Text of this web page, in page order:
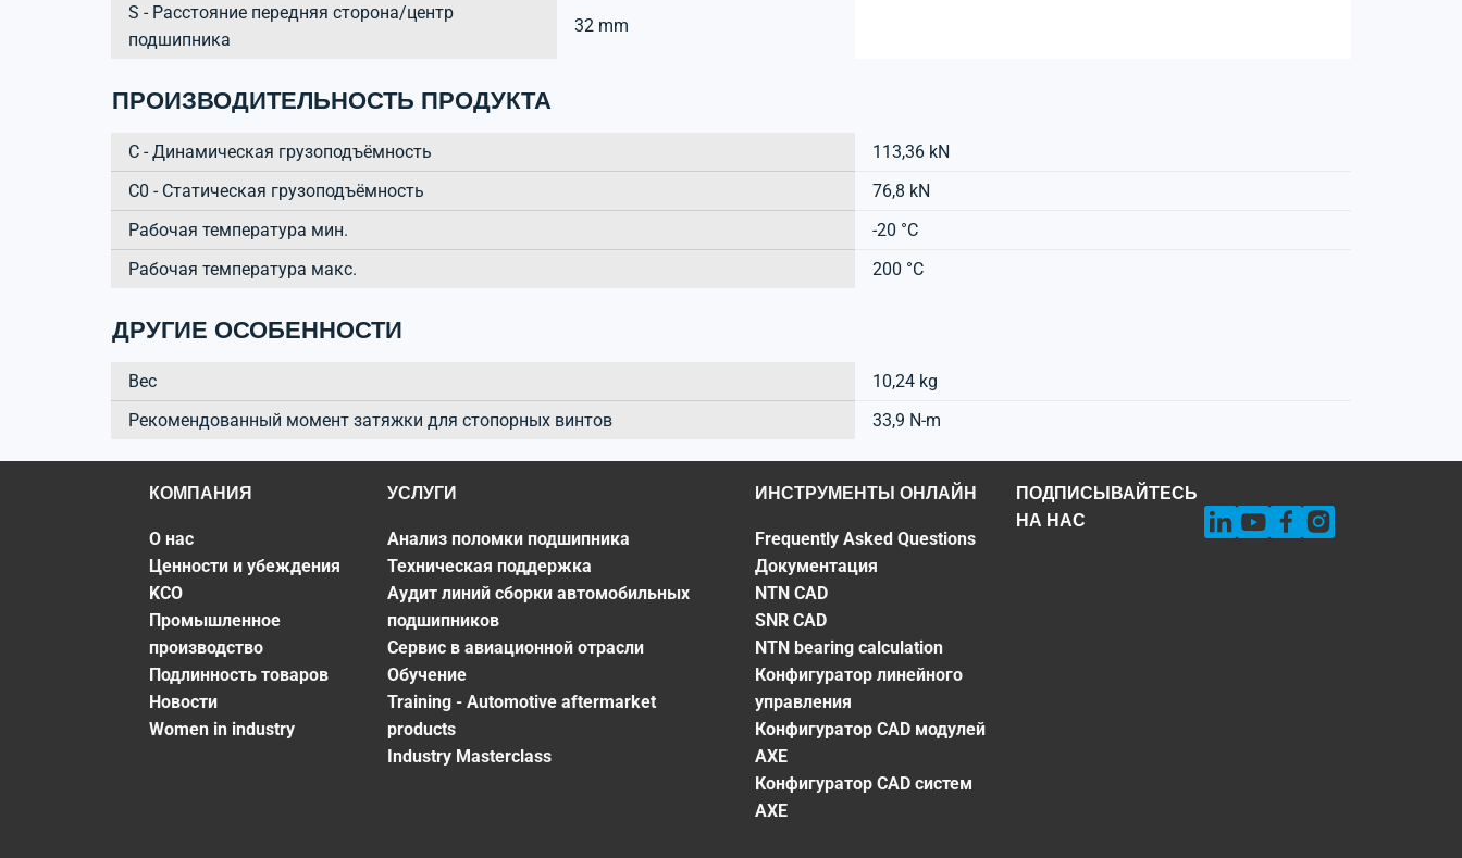
S - Расстояние передняя сторона/центр
подшипника
32 mm
ПРОИЗВОДИТЕЛЬНОСТЬ ПРОДУКТА
C - Динамическая грузоподъёмность
113,36 kN
C0 - Статическая грузоподъёмность
76,8 kN
Рабочая температура мин.
-20 °C
Рабочая температура макс.
200 °C
ДРУГИЕ ОСОБЕННОСТИ
Вес
10,24 kg
Рекомендованный момент затяжки для стопорных винтов
33,9 N-m
КОМПАНИЯ
О нас
Ценности и убеждения
KCO
Промышленное
производство
Подлинность товаров
Новости
Women in industry
УСЛУГИ
Анализ поломки подшипника
Техническая поддержка
Аудит линий сборки автомобильных
подшипников
Сервис в авиационной отрасли
Обучение
Training - Automotive aftermarket
products
Industry Masterclass
ИНСТРУМЕНТЫ ОНЛАЙН
Frequently Asked Questions
Документация
NTN CAD
SNR CAD
NTN bearing calculation
Конфигуратор линейного
управления
Конфигуратор CAD модулей
AXE
Конфигуратор CAD систем
AXE
ПОДПИСЫВАЙТЕСЬ
НА НАС